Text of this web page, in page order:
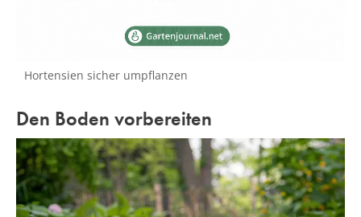
Hortensien sicher umpflanzen
Den Boden vorbereiten